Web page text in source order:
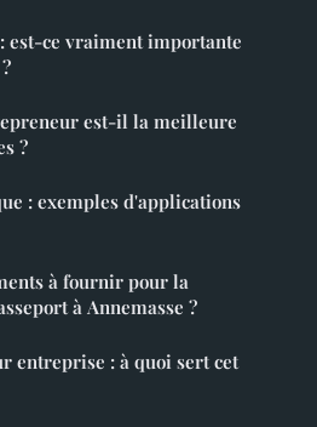
est-ce vraiment importante
est-il la meilleure
?
: exemples d'applications
à fournir pour la
à Annemasse ?
entreprise : à quoi sert cet